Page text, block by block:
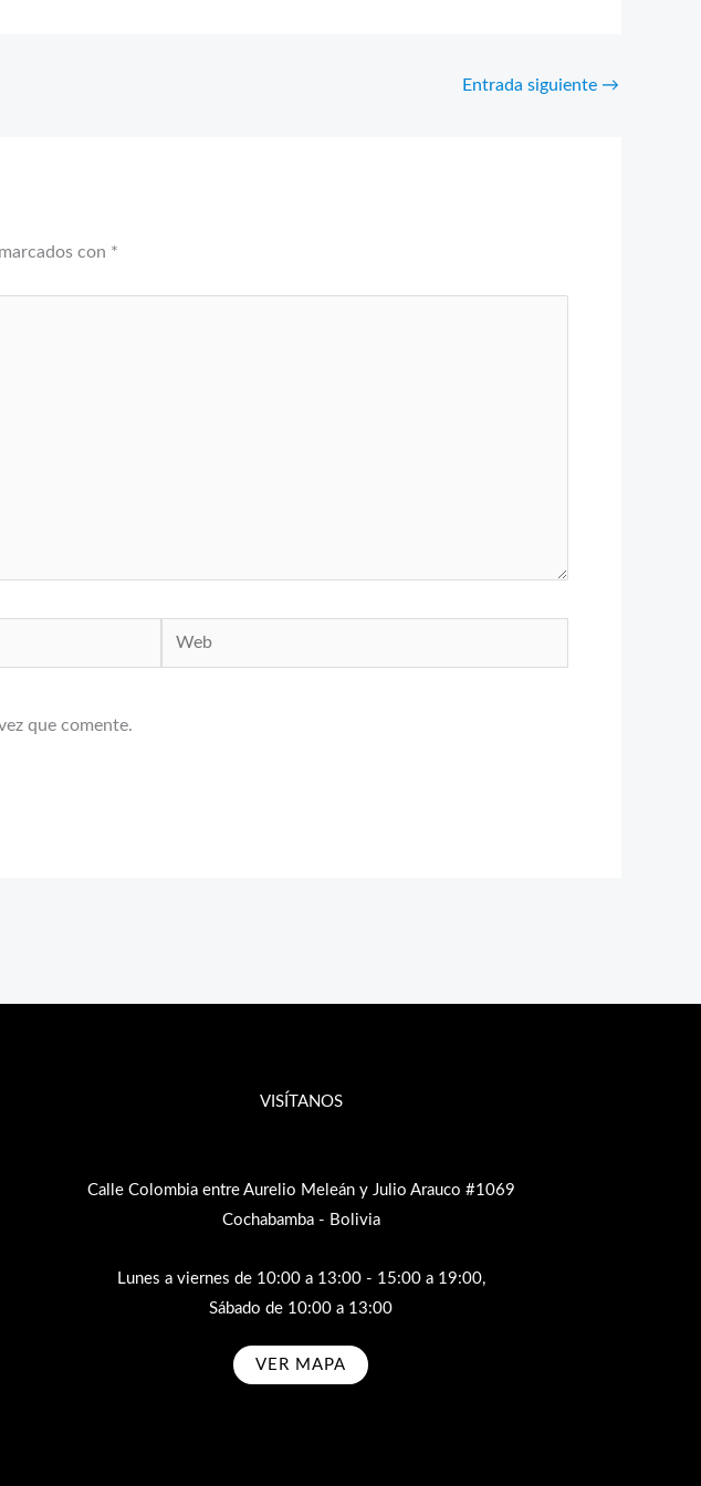
Entrada siguiente →
con *
Web
que comente.
VISÍTANOS
Calle Colombia entre Aurelio Meleán y Julio Arauco #1069
Cochabamba - Bolivia
Lunes a viernes de 10:00 a 13:00 - 15:00 a 19:00,
Sábado de 10:00 a 13:00
VER MAPA